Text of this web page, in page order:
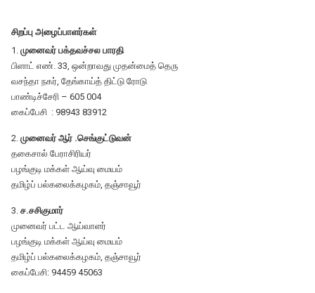
சிறப்பு அழைப்பாளர்கள்
1. முனைவர் பக்தவச்சல பாரதி
பிளாட் எண். 33, ஒன்றாவது முதன்மைத் தெரு
வசந்தா நகர், தேங்காய்த் திட்டு ரோடு
பாண்டிச்சேரி – 605 004
கைப்பேசி : 98943 83912
2. முனைவர் ஆர் .செங்குட்டுவன்
தகைசால் பேராசிரியர்
பழங்குடி மக்கள் ஆய்வு மையம்
தமிழ்ப் பல்கலைக்கழகம், தஞ்சாவூர்
3. ச.சசிகுமார்
முனைவர் பட்ட ஆய்வாளர்
பழங்குடி மக்கள் ஆய்வு மையம்
தமிழ்ப் பல்கலைக்கழகம், தஞ்சாவூர்
கைப்பேசி: 94459 45063